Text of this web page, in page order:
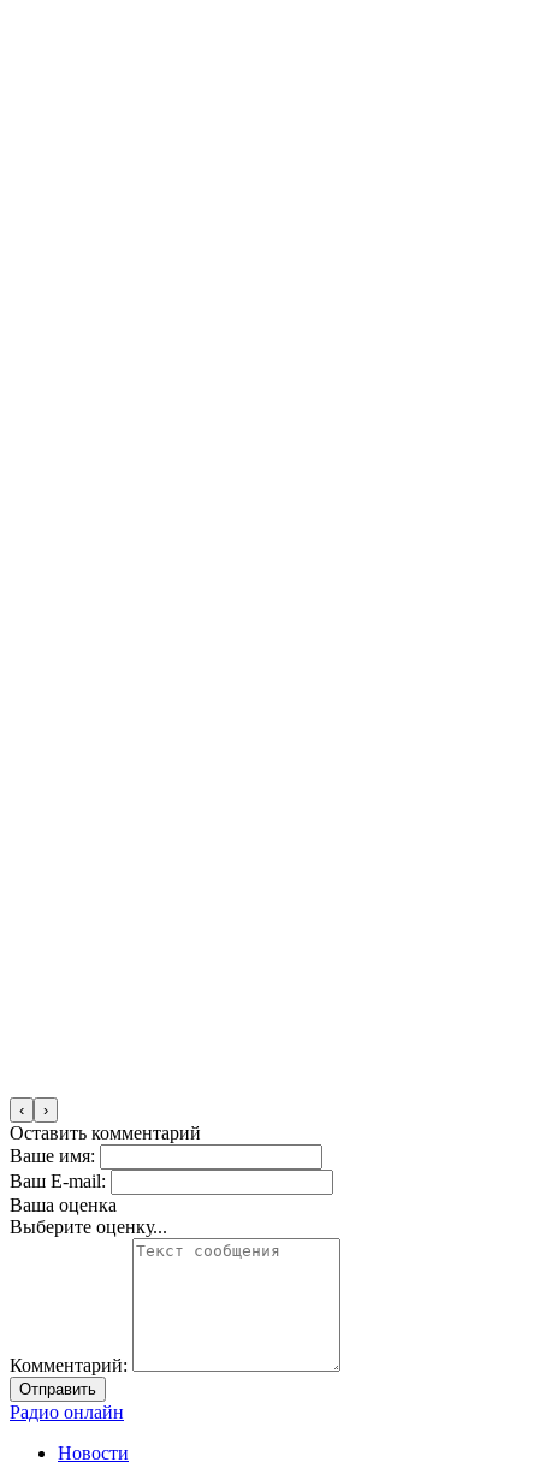
‹ ›
Оставить комментарий
Ваше имя:
Ваш E-mail:
Ваша оценка
Выберите оценку...
Комментарий:
Отправить
Радио онлайн
Новости